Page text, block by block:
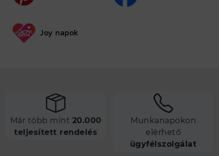
Joy napok
Már több mint 20.000
teljesített rendelés
Munkanapokon
elérhető
ügyfélszolgálat